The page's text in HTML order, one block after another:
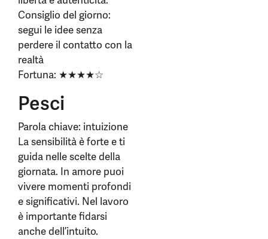
Consiglio del giorno:
segui le idee senza
perdere il contatto con la
realtà
Fortuna: ★★★★☆
Pesci
Parola chiave: intuizione
La sensibilità è forte e ti
guida nelle scelte della
giornata. In amore puoi
vivere momenti profondi
e significativi. Nel lavoro
è importante fidarsi
anche dell’intuito.